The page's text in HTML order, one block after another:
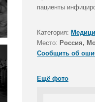
пациенты
Категория:
Место: Россия,
Сообщить об
Ещё фото